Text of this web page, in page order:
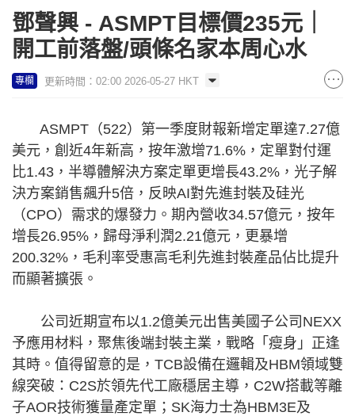
鄧聲興 - ASMPT目標價235元｜
開工前落盤/頭條名家本周心水
專欄 更新時間：02:00 2026-05-27 HKT
ASMPT（522）第一季度財報新增定單達7.27億
美元，創近4年新高，按年激增71.6%，定單對付運
比1.43，半導體解決方案定單更增長43.2%，光子解
決方案銷售飆升5倍，反映AI對先進封裝及硅光
（CPO）需求的爆發力。期內營收34.57億元，按年
增長26.95%，歸母淨利潤2.21億元，更暴增
200.32%，毛利率受惠高毛利先進封裝產品佔比提升
而顯著擴張。
公司近期宣布以1.2億美元出售美國子公司NEXX
予應用材料，聚焦後端封裝主業，戰略「瘦身」正逢
其時。值得留意的是，TCB設備在邏輯及HBM領域雙
線突破：C2S於領先代工廠穩居主導，C2W搭載等離
子AOR技術獲量產定單；SK海力士為HBM3E及